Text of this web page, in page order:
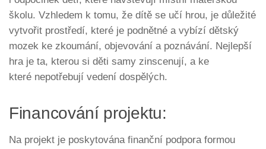
školu. Vzhledem k tomu, že dítě se učí hrou, je důležité
vytvořit prostředí, které je podnětné a vybízí dětský
mozek ke zkoumání, objevování a poznávání. Nejlepší
hra je ta, kterou si děti samy zinscenují, a ke
které nepotřebují vedení dospělých.
Financování projektu:
Na projekt je poskytována finanční podpora formou